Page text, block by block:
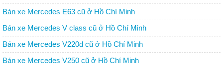
Bán xe Mercedes E63 cũ ở Hồ Chí Minh
Bán xe Mercedes V class cũ ở Hồ Chí Minh
Bán xe Mercedes V220d cũ ở Hồ Chí Minh
Bán xe Mercedes V250 cũ ở Hồ Chí Minh